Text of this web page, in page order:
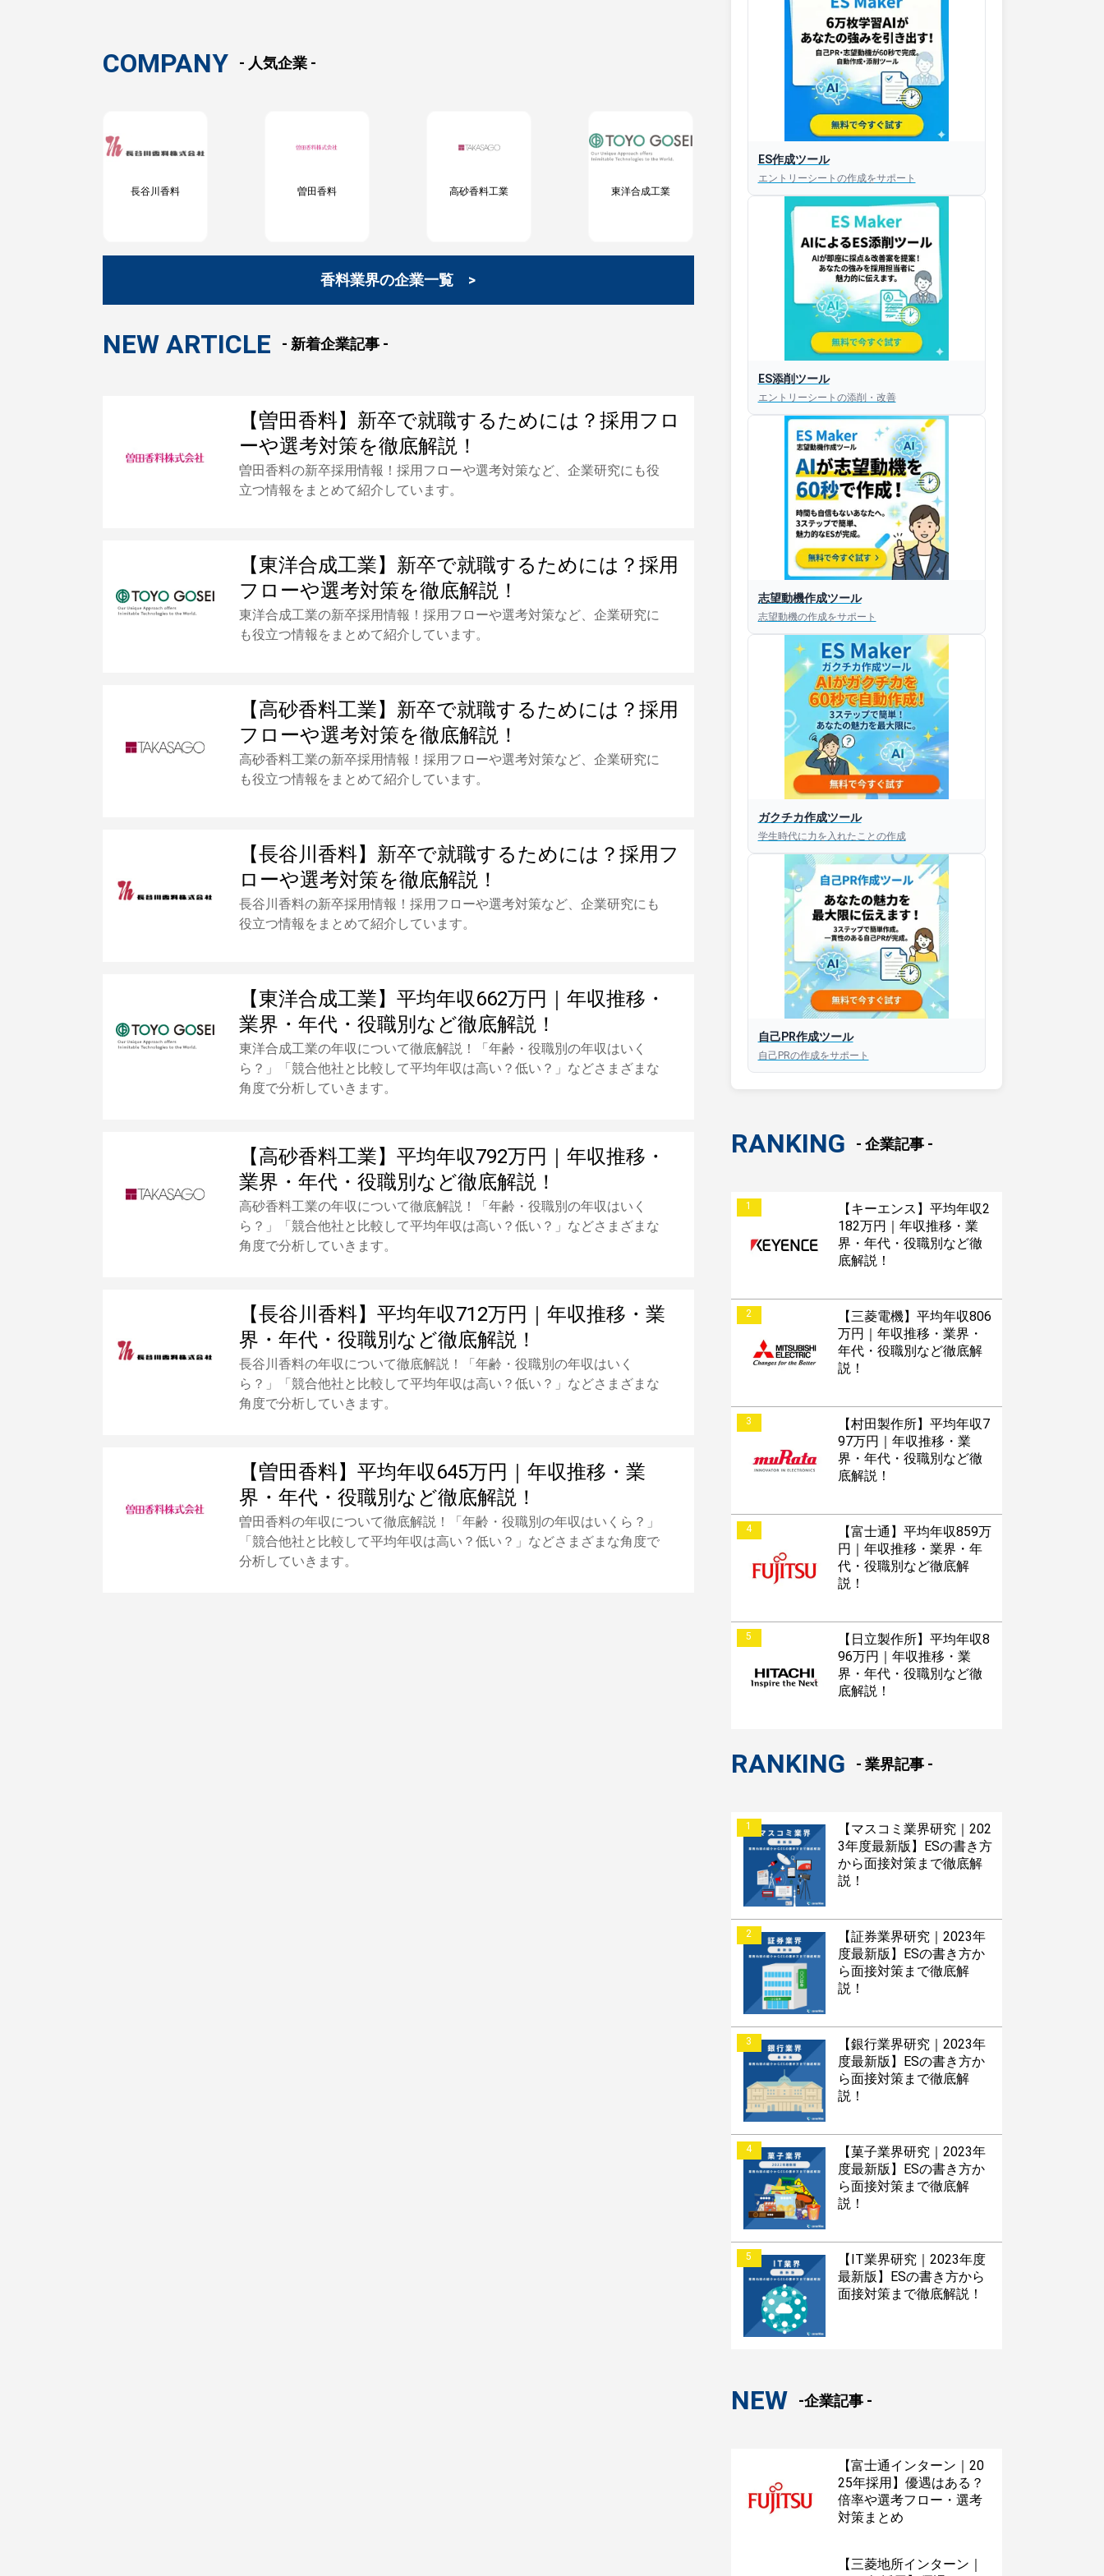
COMPANY - 人気企業 -
長谷川香料 曽田香料 高砂香料工業 東洋合成工業
香料業界の企業一覧 >
NEW ARTICLE - 新着企業記事 -
【曽田香料】新卒で就職するためには？採用フロ
ーや選考対策を徹底解説！
曽田香料の新卒採用情報！採用フローや選考対策など、企業研究にも役
立つ情報をまとめて紹介しています。
【東洋合成工業】新卒で就職するためには？採用
フローや選考対策を徹底解説！
東洋合成工業の新卒採用情報！採用フローや選考対策など、企業研究に
も役立つ情報をまとめて紹介しています。
【高砂香料工業】新卒で就職するためには？採用
フローや選考対策を徹底解説！
高砂香料工業の新卒採用情報！採用フローや選考対策など、企業研究に
も役立つ情報をまとめて紹介しています。
【長谷川香料】新卒で就職するためには？採用フ
ローや選考対策を徹底解説！
長谷川香料の新卒採用情報！採用フローや選考対策など、企業研究にも
役立つ情報をまとめて紹介しています。
【東洋合成工業】平均年収662万円｜年収推移・
業界・年代・役職別など徹底解説！
東洋合成工業の年収について徹底解説！「年齢・役職別の年収はいく
ら？」「競合他社と比較して平均年収は高い？低い？」などさまざまな
角度で分析していきます。
【高砂香料工業】平均年収792万円｜年収推移・
業界・年代・役職別など徹底解説！
高砂香料工業の年収について徹底解説！「年齢・役職別の年収はいく
ら？」「競合他社と比較して平均年収は高い？低い？」などさまざまな
角度で分析していきます。
【長谷川香料】平均年収712万円｜年収推移・業
界・年代・役職別など徹底解説！
長谷川香料の年収について徹底解説！「年齢・役職別の年収はいく
ら？」「競合他社と比較して平均年収は高い？低い？」などさまざまな
角度で分析していきます。
【曽田香料】平均年収645万円｜年収推移・業
界・年代・役職別など徹底解説！
曽田香料の年収について徹底解説！「年齢・役職別の年収はいくら？」
「競合他社と比較して平均年収は高い？低い？」などさまざまな角度で
分析していきます。
ES作成ツール
エントリーシートの作成をサポート
ES添削ツール
エントリーシートの添削・改善
志望動機作成ツール
志望動機の作成をサポート
ガクチカ作成ツール
学生時代に力を入れたことの作成
自己PR作成ツール
自己PRの作成をサポート
RANKING - 企業記事 -
1
【キーエンス】平均年収2
182万円｜年収推移・業
界・年代・役職別など徹
底解説！
2
【三菱電機】平均年収806
万円｜年収推移・業界・
年代・役職別など徹底解
説！
3
【村田製作所】平均年収7
97万円｜年収推移・業
界・年代・役職別など徹
底解説！
4
【富士通】平均年収859万
円｜年収推移・業界・年
代・役職別など徹底解
説！
5
【日立製作所】平均年収8
96万円｜年収推移・業
界・年代・役職別など徹
底解説！
RANKING - 業界記事 -
1
【マスコミ業界研究｜202
3年度最新版】ESの書き方
から面接対策まで徹底解
説！
2
【証券業界研究｜2023年
度最新版】ESの書き方か
ら面接対策まで徹底解
説！
3
【銀行業界研究｜2023年
度最新版】ESの書き方か
ら面接対策まで徹底解
説！
4
【菓子業界研究｜2023年
度最新版】ESの書き方か
ら面接対策まで徹底解
説！
5
【IT業界研究｜2023年度
最新版】ESの書き方から
面接対策まで徹底解説！
NEW -企業記事 -
【富士通インターン｜20
25年採用】優遇はある？
倍率や選考フロー・選考
対策まとめ
【三菱地所インターン｜